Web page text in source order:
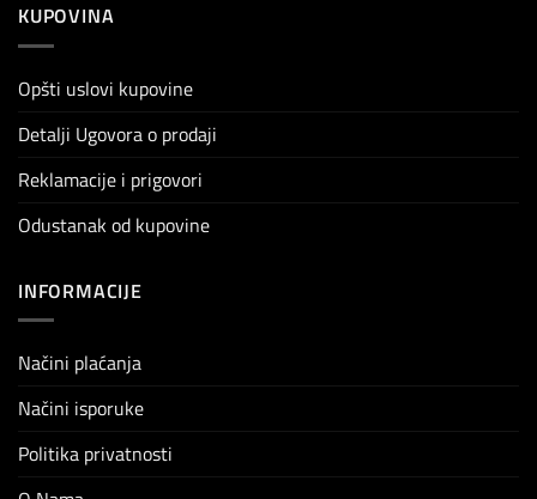
KUPOVINA
Opšti uslovi kupovine
Detalji Ugovora o prodaji
Reklamacije i prigovori
Odustanak od kupovine
INFORMACIJE
Načini plaćanja
Načini isporuke
Politika privatnosti